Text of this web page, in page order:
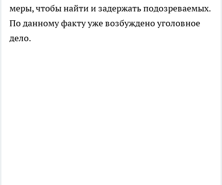
меры, чтобы найти и задержать подозреваемых.
По данному факту уже возбуждено уголовное
дело.